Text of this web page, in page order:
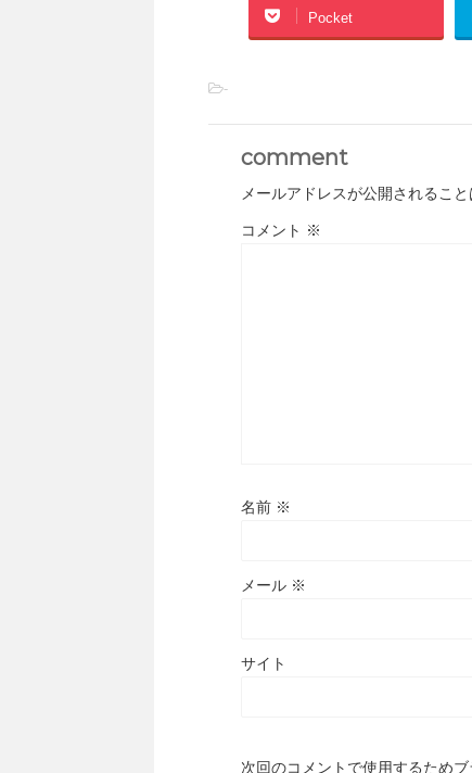
Pocket
-
comment
メールアドレスが公開されること
コメント ※
名前 ※
メール ※
サイト
次回のコメントで使用するため